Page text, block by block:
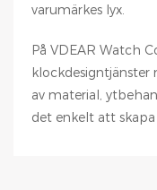
varumärkes lyx.
På VDEAR Watch
av material,
det enkelt att